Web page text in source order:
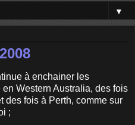
▼
à enchainer les
Western Australia, des fois
des fois à Perth, comme sur
;